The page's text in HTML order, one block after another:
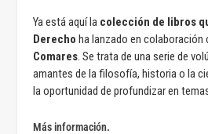
Ya está aquí la colección de libros
Derecho ha lanzado en colaboración
Comares. Se trata de una serie de
amantes de la filosofía, historia o la
la oportunidad de profundizar en
Más información.